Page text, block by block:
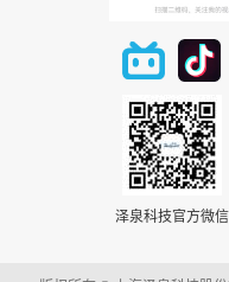
泽泉科技官方微信